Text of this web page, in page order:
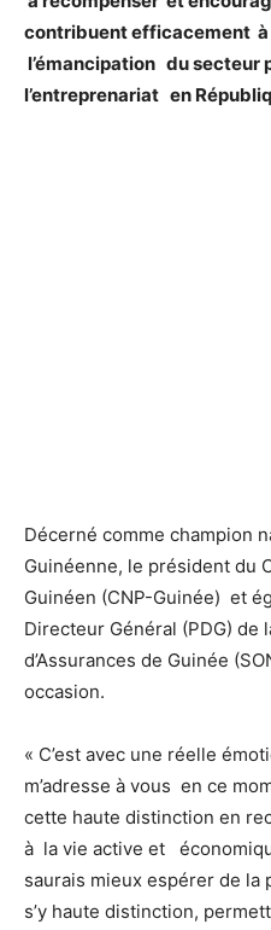
contribuent efficacement à
l’émancipation du secteur
l’entreprenariat en
Décerné comme champion
Guinéenne, le président du
Guinéen (CNP-Guinée) et
Directeur Général (PDG) de
d’Assurances de Guinée
occasion.
« C’est avec une réelle
m’adresse à vous en ce
cette haute distinction en
à la vie active et
saurais mieux espérer de la
s’y haute distinction,